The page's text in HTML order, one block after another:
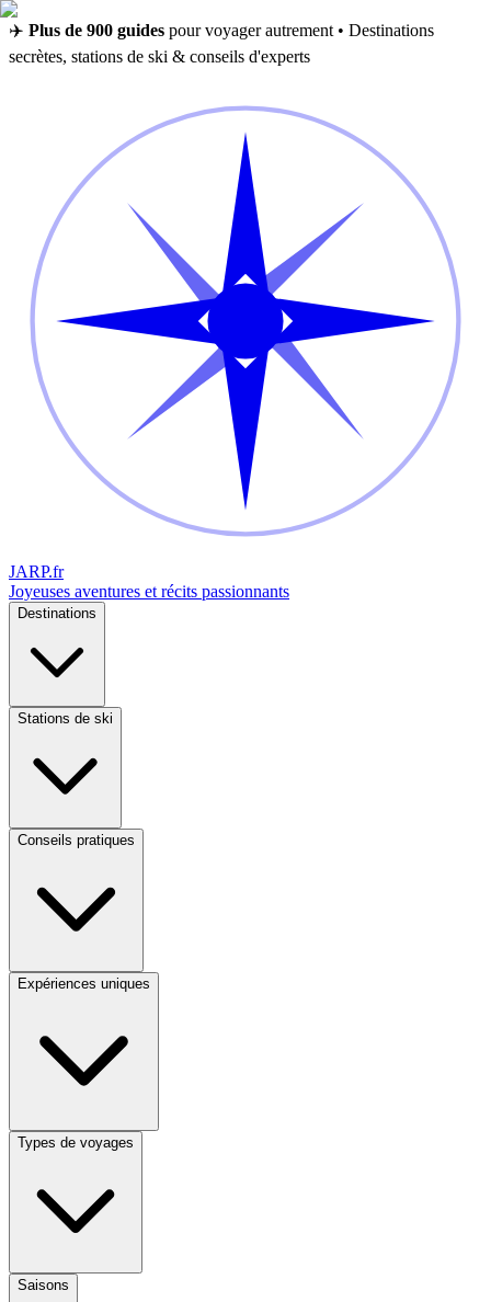
✈️ Plus de 900 guides pour voyager autrement • Destinations
secrètes, stations de ski & conseils d'experts
JARP.fr
Joyeuses aventures et récits passionnants
Destinations
Stations de ski
Conseils pratiques
Expériences uniques
Types de voyages
Saisons